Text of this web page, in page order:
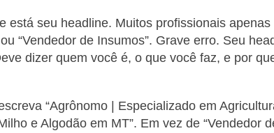
está seu headline. Muitos profissionais apenas
“Vendedor de Insumos”. Grave erro. Seu
dizer quem você é, o que você faz, e por
“Agrônomo | Especializado em
e Algodão em MT”. Em vez de “Vendedor